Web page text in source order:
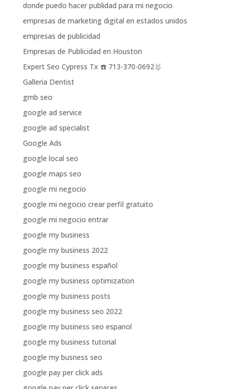
donde puedo hacer publidad para mi negocio
empresas de marketing digital en estados unidos
empresas de publicidad
Empresas de Publicidad en Houston
Expert Seo Cypress Tx ☎️ 713-370-0692🥇
Galleria Dentist
gmb seo
google ad service
google ad specialist
Google Ads
google local seo
google maps seo
google mi negocio
google mi negocio crear perfil gratuito
google mi negocio entrar
google my business
google my business 2022
google my business español
google my business optimization
google my business posts
google my business seo 2022
google my business seo espanol
google my business tutorial
google my busness seo
google pay per click ads